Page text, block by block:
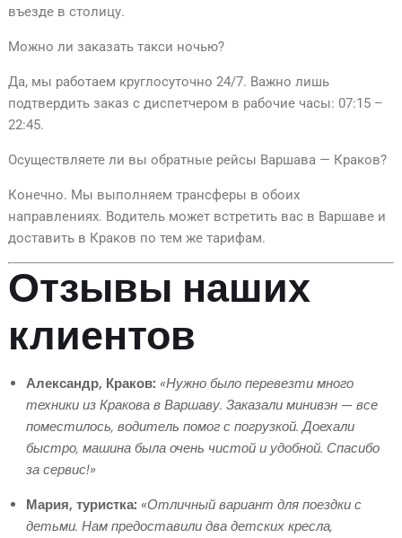
въезде в столицу.
Можно ли заказать такси ночью?
Да, мы работаем круглосуточно 24/7. Важно лишь
подтвердить заказ с диспетчером в рабочие часы: 07:15 –
22:45.
Осуществляете ли вы обратные рейсы Варшава — Краков?
Конечно. Мы выполняем трансферы в обоих
направлениях. Водитель может встретить вас в Варшаве и
доставить в Краков по тем же тарифам.
Отзывы наших
клиентов
Александр, Краков: «Нужно было перевезти много
техники из Кракова в Варшаву. Заказали минивэн — все
поместилось, водитель помог с погрузкой. Доехали
быстро, машина была очень чистой и удобной. Спасибо
за сервис!»
Мария, туристка: «Отличный вариант для поездки с
детьми. Нам предоставили два детских кресла,